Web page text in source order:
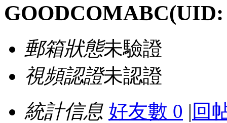
GOODCOMABC(UID:
郵箱狀態未驗證
視頻認證未認證
統計信息 好友數 0 | 回